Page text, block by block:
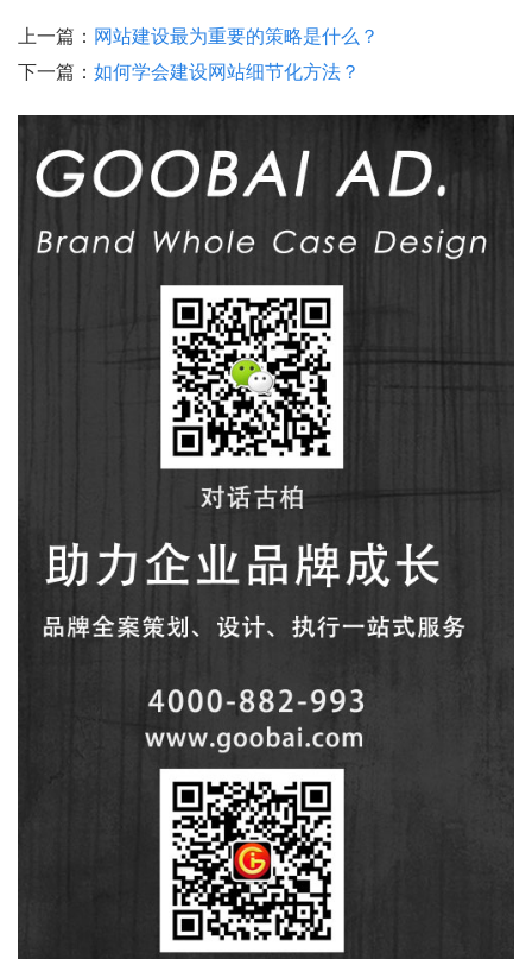
上一篇： 网站建设最为重要的策略是什么？
下一篇： 如何学会建设网站细节化方法？